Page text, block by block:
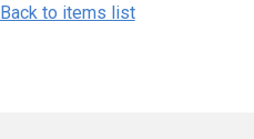
Back to items list